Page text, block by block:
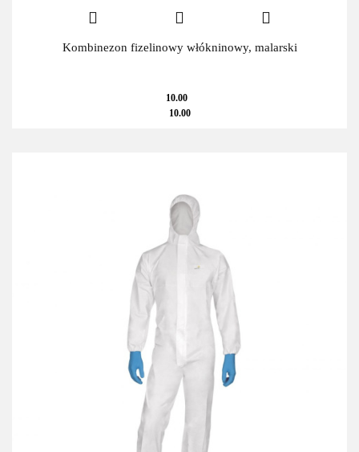
Kombinezon fizelinowy włókninowy, malarski
10.00
10.00